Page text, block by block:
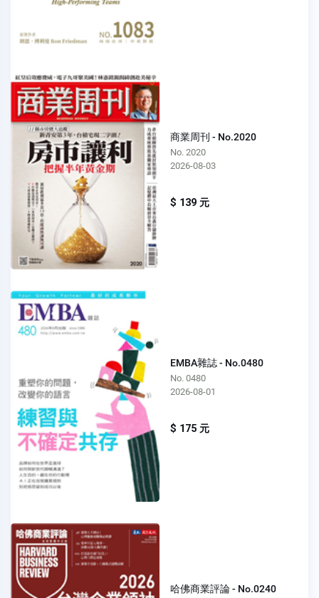
商業周刊 - No.2020
No. 2020
2026-08-03
$ 139 元
EMBA雜誌 - No.0480
No. 0480
2026-08-01
$ 175 元
哈佛商業評論 - No.0240